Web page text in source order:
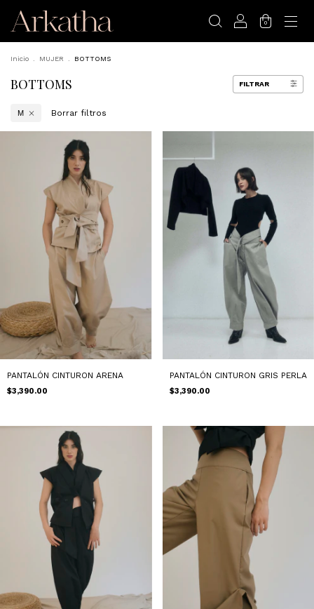
0
Inicio MUJER BOTTOMS
BOTTOMS FILTRAR
M Borrar filtros
PANTALÓN CINTURON ARENA
$3,390.00
PANTALÓN CINTURON GRIS PERLA
$3,390.00